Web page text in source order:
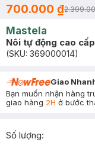
700.000 ₫
Mastela
Nôi tự động cao
(SKU: 369000014)
Giao
Bạn muốn nhận hàng
giao hàng 2H ở bước
Số lượng: